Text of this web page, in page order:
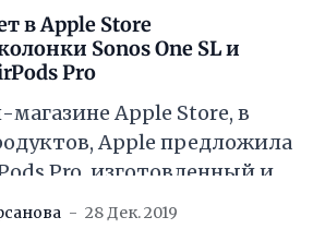
в Apple Store
Sonos One SL и
Pro
Apple Store, в
Apple предложила
Pro, изготовленный из
Incase Woolenex
28 Дек. 2019